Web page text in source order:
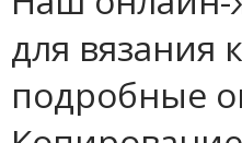
для вязания
подробные